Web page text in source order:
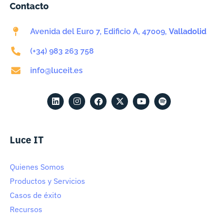
Contacto
Avenida del Euro 7, Edificio A, 47009, Valladolid
(+34) 983 263 758
info@luceit.es
Luce IT
Quienes Somos
Productos y Servicios
Casos de éxito
Recursos